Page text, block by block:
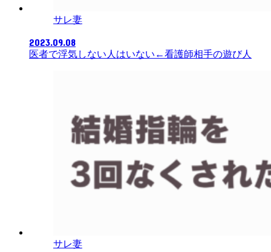
サレ妻
2023.09.08
医者で浮気しない人はいない←看護師相手の遊び人
サレ妻